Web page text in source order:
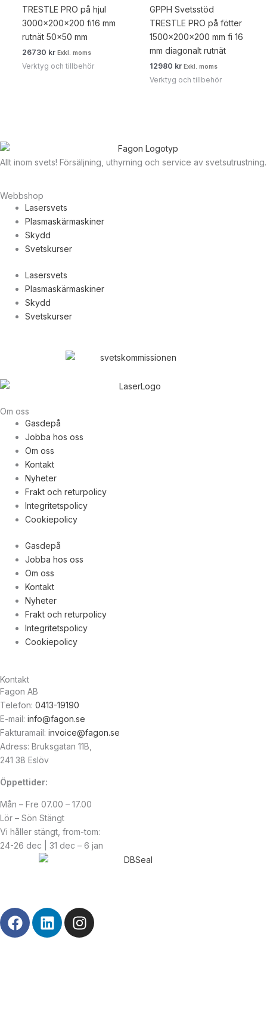
TRESTLE PRO på hjul
3000x200x200 fi16 mm
rutnät 50×50 mm
26730 kr Exkl. moms
Verktyg och tillbehör
GPPH Svetsstöd
TRESTLE PRO på fötter
1500x200x200 mm fi 16
mm diagonalt rutnät
12980 kr Exkl. moms
Verktyg och tillbehör
Allt inom svets! Försäljning, uthyrning och service av svetsutrustning.
Webbshop
Lasersvets
Plasmaskärmaskiner
Skydd
Svetskurser
Lasersvets
Plasmaskärmaskiner
Skydd
Svetskurser
Om oss
Gasdepå
Jobba hos oss
Om oss
Kontakt
Nyheter
Frakt och returpolicy
Integritetspolicy
Cookiepolicy
Gasdepå
Jobba hos oss
Om oss
Kontakt
Nyheter
Frakt och returpolicy
Integritetspolicy
Cookiepolicy
Kontakt
Fagon AB
Telefon: 0413-19190
E-mail: info@fagon.se
Fakturamail: invoice@fagon.se
Adress: Bruksgatan 11B,
241 38 Eslöv
Öppettider:
Mån – Fre 07.00 – 17.00
Lör – Sön Stängt
Vi håller stängt, from-tom:
24-26 dec | 31 dec – 6 jan
F
a
L
i
I
n